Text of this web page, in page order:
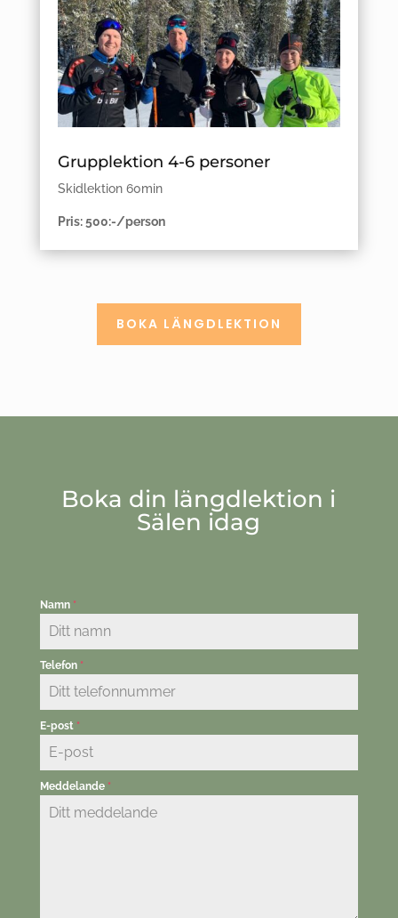
Grupplektion 4-6 personer
Skidlektion 60min
Pris: 500:-/person
BOKA LÄNGDLEKTION
Boka din längdlektion i
Sälen idag
Namn *
Telefon *
E-post *
Meddelande *